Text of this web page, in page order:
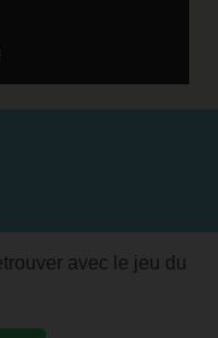
avec le jeu du